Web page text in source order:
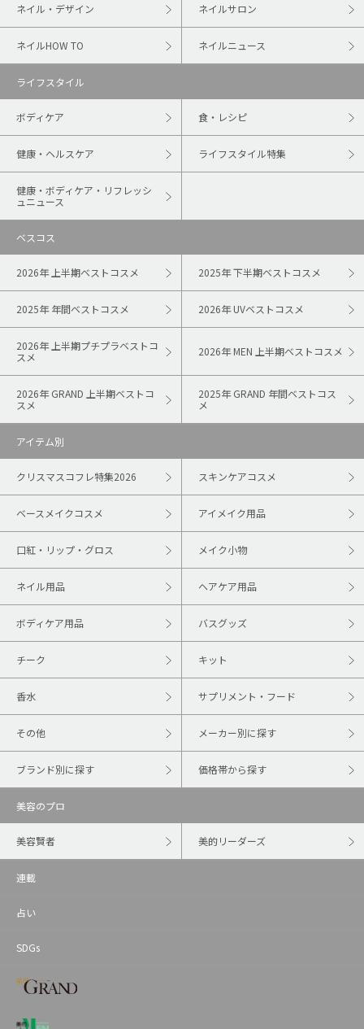
ネイル・デザイン ネイルサロン
ネイルHOW TO ネイルニュース
ライフスタイル
ボディケア 食・レシピ
健康・ヘルスケア ライフスタイル特集
健康・ボディケア・リフレッシ
ュニュース
ベスコス
2026年 上半期ベストコスメ 2025年 下半期ベストコスメ
2025年 年間ベストコスメ 2026年 UVベストコスメ
2026年 上半期プチプラベストコ
スメ
2026年 MEN 上半期ベストコスメ
2026年 GRAND 上半期ベストコ
スメ
2025年 GRAND 年間ベストコス
メ
アイテム別
クリスマスコフレ特集2026 スキンケアコスメ
ベースメイクコスメ アイメイク用品
口紅・リップ・グロス メイク小物
ネイル用品 ヘアケア用品
ボディケア用品 バスグッズ
チーク キット
香水 サプリメント・フード
その他 メーカー別に探す
ブランド別に探す 価格帯から探す
美容のプロ
美容賢者 美的リーダーズ
連載
占い
SDGs